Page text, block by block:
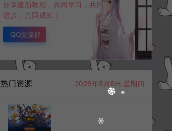
分享最新教程，共同学习，共同
进步，共同成长！
QQ交流群
热门资源 2026年8月6日 星期四